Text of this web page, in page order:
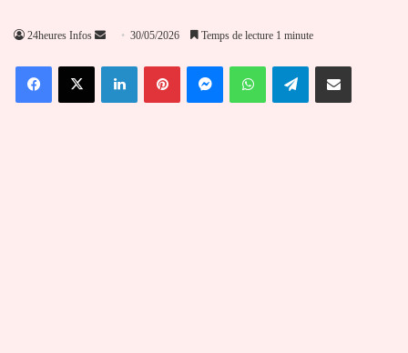
24heures Infos
Envoyer
courriel
30/05/2026 Temps de lecture 1 minute
FacebookX LinkedinPinterestMessengerWhatsAppTelegramPartager par email